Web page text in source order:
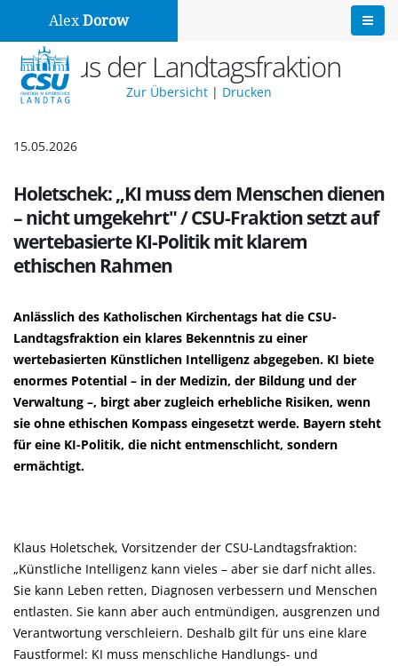
AlexDorow
Aus der Landtagsfraktion
Zur Übersicht | Drucken
15.05.2026
Holetschek: „KI muss dem Menschen dienen
– nicht umgekehrt" / CSU-Fraktion setzt auf
wertebasierte KI-Politik mit klarem
ethischen Rahmen
Anlässlich des Katholischen Kirchentags hat die CSU-
Landtagsfraktion ein klares Bekenntnis zu einer
wertebasierten Künstlichen Intelligenz abgegeben. KI biete
enormes Potential – in der Medizin, der Bildung und der
Verwaltung –, birgt aber zugleich erhebliche Risiken, wenn
sie ohne ethischen Kompass eingesetzt werde. Bayern steht
für eine KI-Politik, die nicht entmenschlicht, sondern
ermächtigt.
Klaus Holetschek, Vorsitzender der CSU-Landtagsfraktion:
Künstliche Intelligenz kann vieles – aber sie darf nicht alles.
Sie kann Leben retten, Diagnosen verbessern und Menschen
entlasten. Sie kann aber auch entmündigen, ausgrenzen und
Verantwortung verschleiern. Deshalb gilt für uns eine klare
Faustformel: KI muss menschliche Handlungs- und